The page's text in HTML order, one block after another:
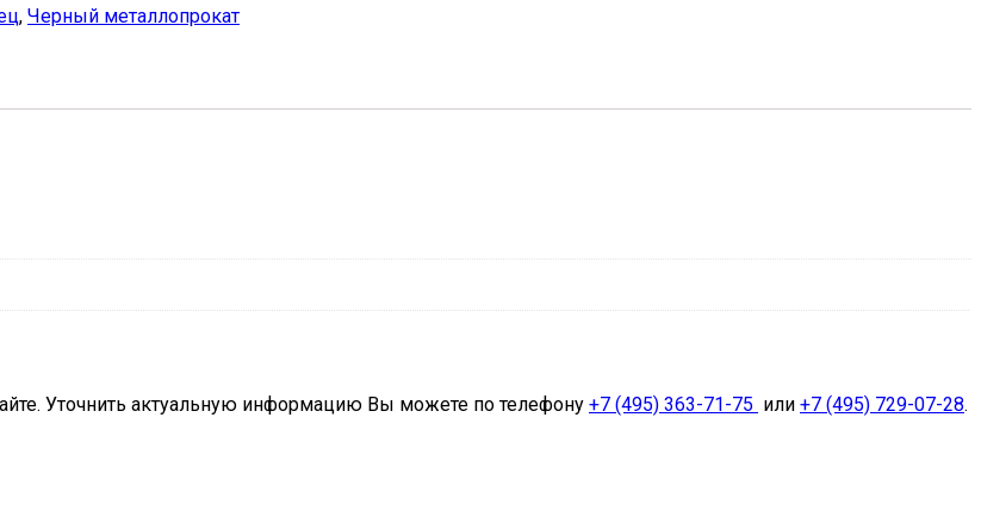
, Черный металлопрокат
Уточнить актуальную информацию Вы можете по телефону +7 (495) 363-71-75 или +7 (495) 729-07-28.